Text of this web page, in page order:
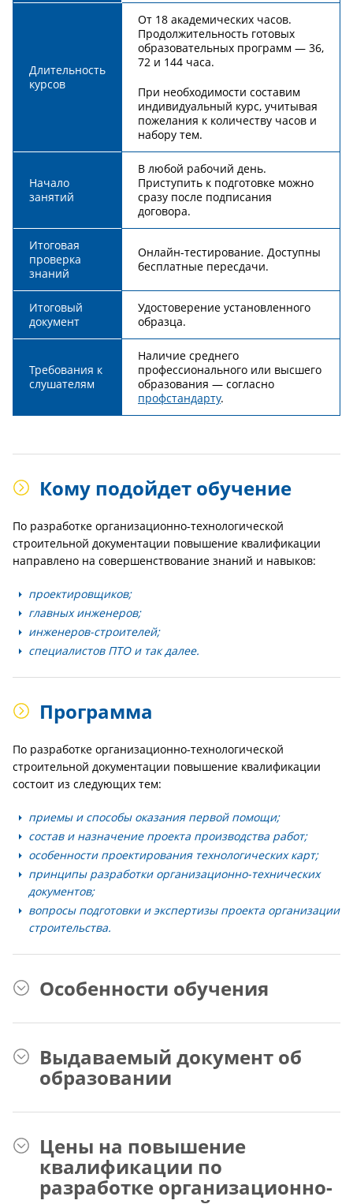
Длительность
курсов
От 18 академических часов.
Продолжительность готовых
образовательных программ — 36,
72 и 144 часа.
При необходимости составим
индивидуальный курс, учитывая
пожелания к количеству часов и
набору тем.
Начало
занятий
В любой рабочий день.
Приступить к подготовке можно
сразу после подписания
договора.
Итоговая
проверка
знаний
Онлайн-тестирование. Доступны
бесплатные пересдачи.
Итоговый
документ
Удостоверение установленного
образца.
Требования к
слушателям
Наличие среднего
профессионального или высшего
образования — согласно
профстандарту.
Кому подойдет обучение
По разработке организационно-технологической
строительной документации повышение квалификации
направлено на совершенствование знаний и навыков:
проектировщиков;
главных инженеров;
инженеров-строителей;
специалистов ПТО и так далее.
Программа
По разработке организационно-технологической
строительной документации повышение квалификации
состоит из следующих тем:
приемы и способы оказания первой помощи;
состав и назначение проекта производства работ;
особенности проектирования технологических карт;
принципы разработки организационно-технических
документов;
вопросы подготовки и экспертизы проекта организации
строительства.
Особенности обучения
Выдаваемый документ об
образовании
Цены на повышение
квалификации по
разработке организационно-